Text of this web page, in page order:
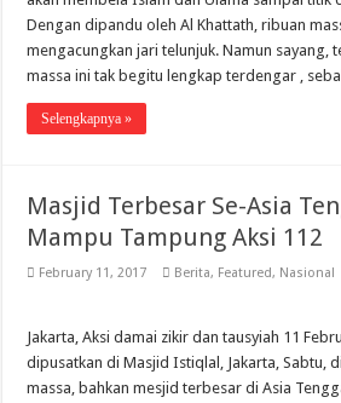
Dengan dipandu oleh Al Khattath, ribuan
mengacungkan jari telunjuk. Namun sayang,
massa ini tak begitu lengkap terdengar ,
Selengkapnya »
Masjid Terbesar Se-Asia
Mampu Tampung Aksi 112
February 11, 2017 Berita, Featured, Nasional
Jakarta, Aksi damai zikir dan tausyiah 11
dipusatkan di Masjid Istiqlal, Jakarta, Sabtu,
massa, bahkan mesjid terbesar di Asia